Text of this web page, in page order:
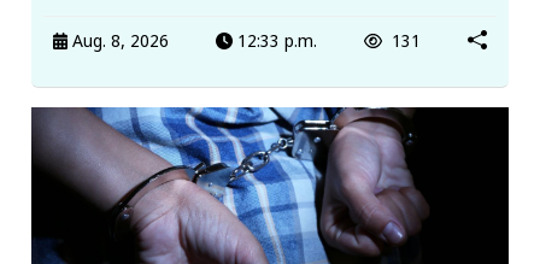
Aug. 8, 2026 12:33 p.m. 131